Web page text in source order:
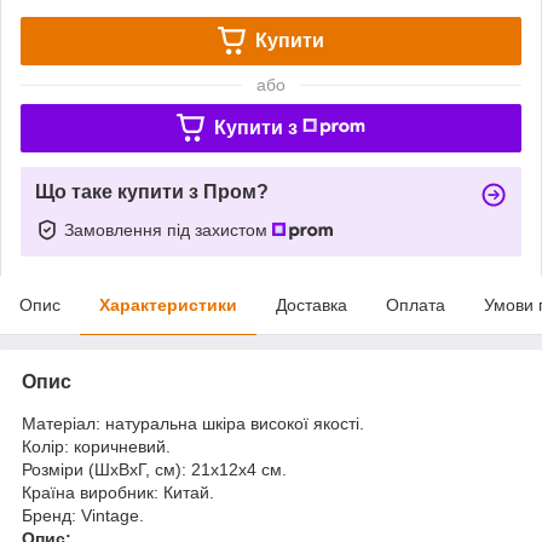
Купити
або
Купити з
Що таке купити з Пром?
Замовлення під захистом
Опис Характеристики Доставка Оплата Умови
Опис
Матеріал: натуральна шкіра високої якості.
Колір: коричневий.
Розміри (ШхВхГ, см): 21х12х4 см.
Країна виробник: Китай.
Бренд: Vintage.
Опис: